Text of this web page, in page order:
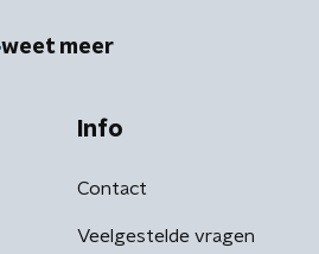
weet meer
Info
Contact
Veelgestelde vragen